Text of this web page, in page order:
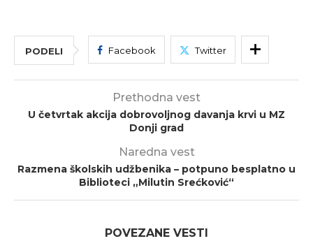
PODELI Facebook Twitter
Prethodna vest
U četvrtak akcija dobrovoljnog davanja krvi u MZ
Donji grad
Naredna vest
Razmena školskih udžbenika – potpuno besplatno u
Biblioteci „Milutin Srećković“
POVEZANE VESTI